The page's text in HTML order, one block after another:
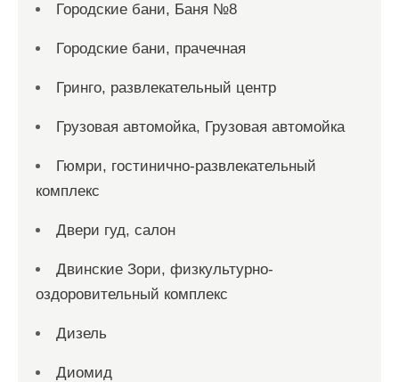
Городские бани, Баня №8
Городские бани, прачечная
Гринго, развлекательный центр
Грузовая автомойка, Грузовая автомойка
Гюмри, гостинично-развлекательный
комплекс
Двери гуд, салон
Двинские Зори, физкультурно-
оздоровительный комплекс
Дизель
Диомид